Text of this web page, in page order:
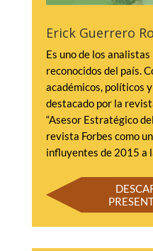
-Procesamiento de
través del desarrollo
tecnologías de
-Capacidad para el
talleres de tecnologías
alimentos a
estudiantes e
Erick Guerrero
Es uno de los
reconocidos del país.
académicos, políticos
destacado por la
“Asesor Estratégico
revista Forbes como
influyentes de 2015 a